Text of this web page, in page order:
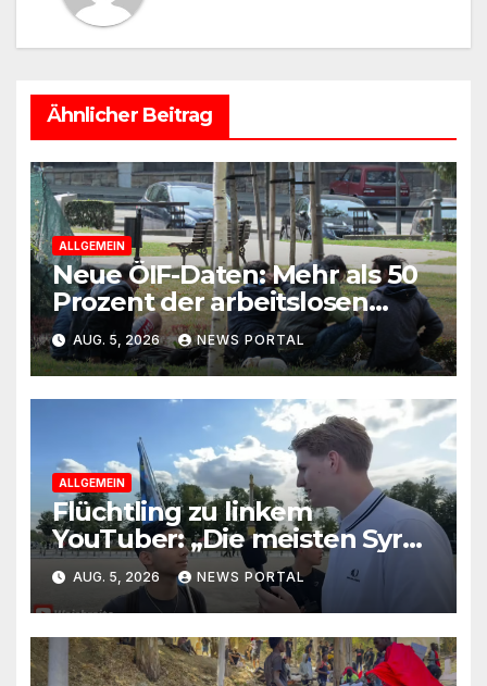
Ähnlicher Beitrag
ALLGEMEIN
Neue ÖIF-Daten: Mehr als 50
Prozent der arbeitslosen
Ausländer leben in Wien!
AUG. 5, 2026 NEWS PORTAL
ALLGEMEIN
Flüchtling zu linkem
YouTuber: „Die meisten Syrer
kommen wegen der
Sozialleistungen“
AUG. 5, 2026 NEWS PORTAL